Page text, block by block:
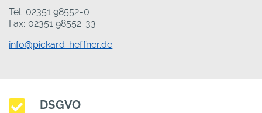
Tel: 02351 98552-0
Fax: 02351 98552-33
info@pickard-heffner.de
DSGVO